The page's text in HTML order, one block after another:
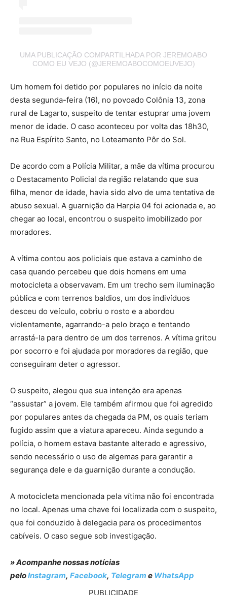
UMA PUBLICAÇÃO COMPARTILHADA POR JEREMOABO
COMO EU VEJO (@JEREMOABOCOMOEUVEJO)
Um homem foi detido por populares no início da noite
desta segunda-feira (16), no povoado Colônia 13, zona
rural de Lagarto, suspeito de tentar estuprar uma jovem
menor de idade. O caso aconteceu por volta das 18h30,
na Rua Espírito Santo, no Loteamento Pôr do Sol.
De acordo com a Polícia Militar, a mãe da vítima procurou
o Destacamento Policial da região relatando que sua
filha, menor de idade, havia sido alvo de uma tentativa de
abuso sexual. A guarnição da Harpia 04 foi acionada e, ao
chegar ao local, encontrou o suspeito imobilizado por
moradores.
A vítima contou aos policiais que estava a caminho de
casa quando percebeu que dois homens em uma
motocicleta a observavam. Em um trecho sem iluminação
pública e com terrenos baldios, um dos indivíduos
desceu do veículo, cobriu o rosto e a abordou
violentamente, agarrando-a pelo braço e tentando
arrastá-la para dentro de um dos terrenos. A vítima gritou
por socorro e foi ajudada por moradores da região, que
conseguiram deter o agressor.
O suspeito, alegou que sua intenção era apenas
“assustar” a jovem. Ele também afirmou que foi agredido
por populares antes da chegada da PM, os quais teriam
fugido assim que a viatura apareceu. Ainda segundo a
polícia, o homem estava bastante alterado e agressivo,
sendo necessário o uso de algemas para garantir a
segurança dele e da guarnição durante a condução.
A motocicleta mencionada pela vítima não foi encontrada
no local. Apenas uma chave foi localizada com o suspeito,
que foi conduzido à delegacia para os procedimentos
cabíveis. O caso segue sob investigação.
» Acompanhe nossas notícias
peloInstagram, Facebook, Telegram e WhatsApp
PUBLICIDADE